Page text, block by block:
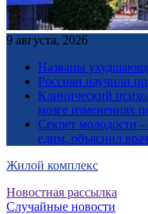
9 августа, 2026
Названы
Россиян научили
Клинический
мозге изменениях
Секрет молодости
едим, объяснил врач
Жилой комплекс
Новостная рассылка
Случайные новости